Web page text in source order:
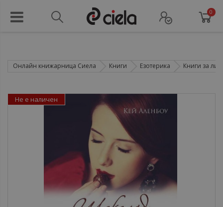
0
Онлайн книжарница Сиела Книги Езотерика Книги за
Не е наличен